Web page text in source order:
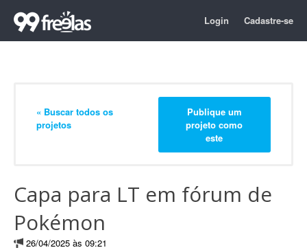
Login Cadastre-se
« Buscar todos os
projetos
Publique um
projeto como
este
Capa para LT em fórum de
Pokémon
26/04/2025 às 09:21